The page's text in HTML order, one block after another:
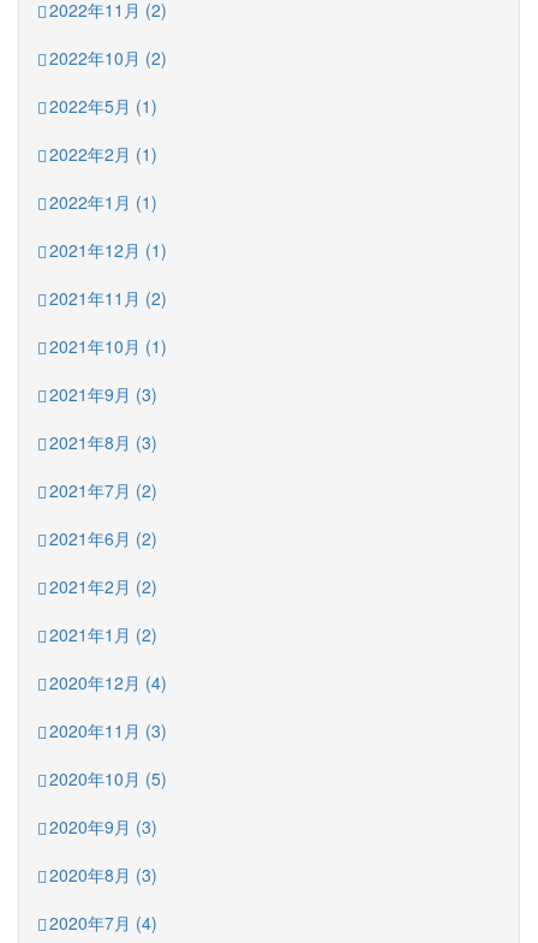
2022年11月 (2)
2022年10月 (2)
2022年5月 (1)
2022年2月 (1)
2022年1月 (1)
2021年12月 (1)
2021年11月 (2)
2021年10月 (1)
2021年9月 (3)
2021年8月 (3)
2021年7月 (2)
2021年6月 (2)
2021年2月 (2)
2021年1月 (2)
2020年12月 (4)
2020年11月 (3)
2020年10月 (5)
2020年9月 (3)
2020年8月 (3)
2020年7月 (4)